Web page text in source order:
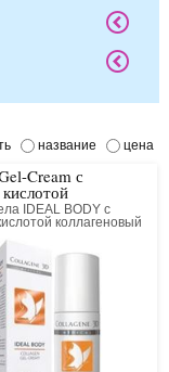
название цена
Cream с
IDEAL BODY с
коллагеновый